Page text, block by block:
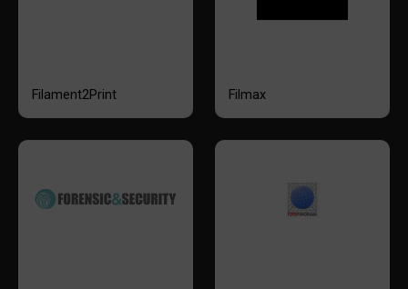
Filament2Print Filmax